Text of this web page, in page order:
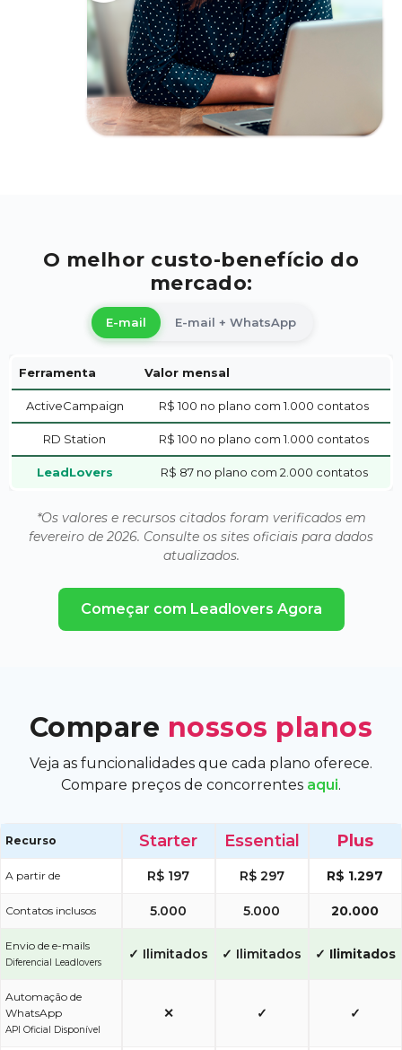
O melhor custo-benefício do
mercado:
E-mail E-mail + WhatsApp
Ferramenta Valor mensal
ActiveCampaign R$ 100 no plano com 1.000 contatos
RD Station R$ 100 no plano com 1.000 contatos
LeadLovers R$ 87 no plano com 2.000 contatos
*Os valores e recursos citados foram verificados em
fevereiro de 2026. Consulte os sites oficiais para dados
atualizados.
Começar com Leadlovers Agora
Compare nossos planos
Veja as funcionalidades que cada plano oferece.
Compare preços de concorrentes aqui.
Recurso Starter Essential Plus
A partir de R$ 197 R$ 297 R$ 1.297
Contatos inclusos 5.000 5.000 20.000
Envio de e-mails
Diferencial Leadlovers
✓ Ilimitados ✓ Ilimitados ✓ Ilimitados
Automação de
WhatsApp
API Oficial Disponível
✕ ✓ ✓